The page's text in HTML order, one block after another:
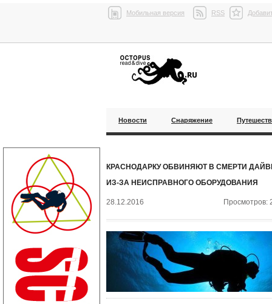
Мобильная версия RSS
Новости Снаряжение
КРАСНОДАРКУ ОБВИНЯЮТ В СМЕРТИ
ИЗ-ЗА НЕИСПРАВНОГО ОБОРУДОВАНИЯ
28.12.2016 Просмотров: